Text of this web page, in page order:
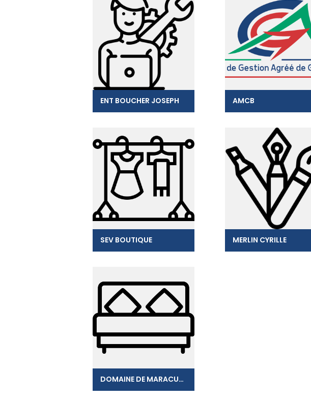
ENT BOUCHER JOSEPH AMCB
SEV BOUTIQUE MERLIN CYRILLE
DOMAINE DE MARACUDJA